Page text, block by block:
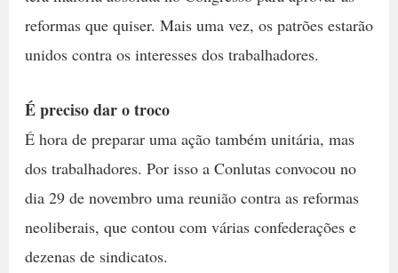
reformas que quiser. Mais uma vez, os patrões estarão
unidos contra os interesses dos trabalhadores.
É preciso dar o troco
É hora de preparar uma ação também unitária, mas
dos trabalhadores. Por isso a Conlutas convocou no
dia 29 de novembro uma reunião contra as reformas
neoliberais, que contou com várias confederações e
dezenas de sindicatos.